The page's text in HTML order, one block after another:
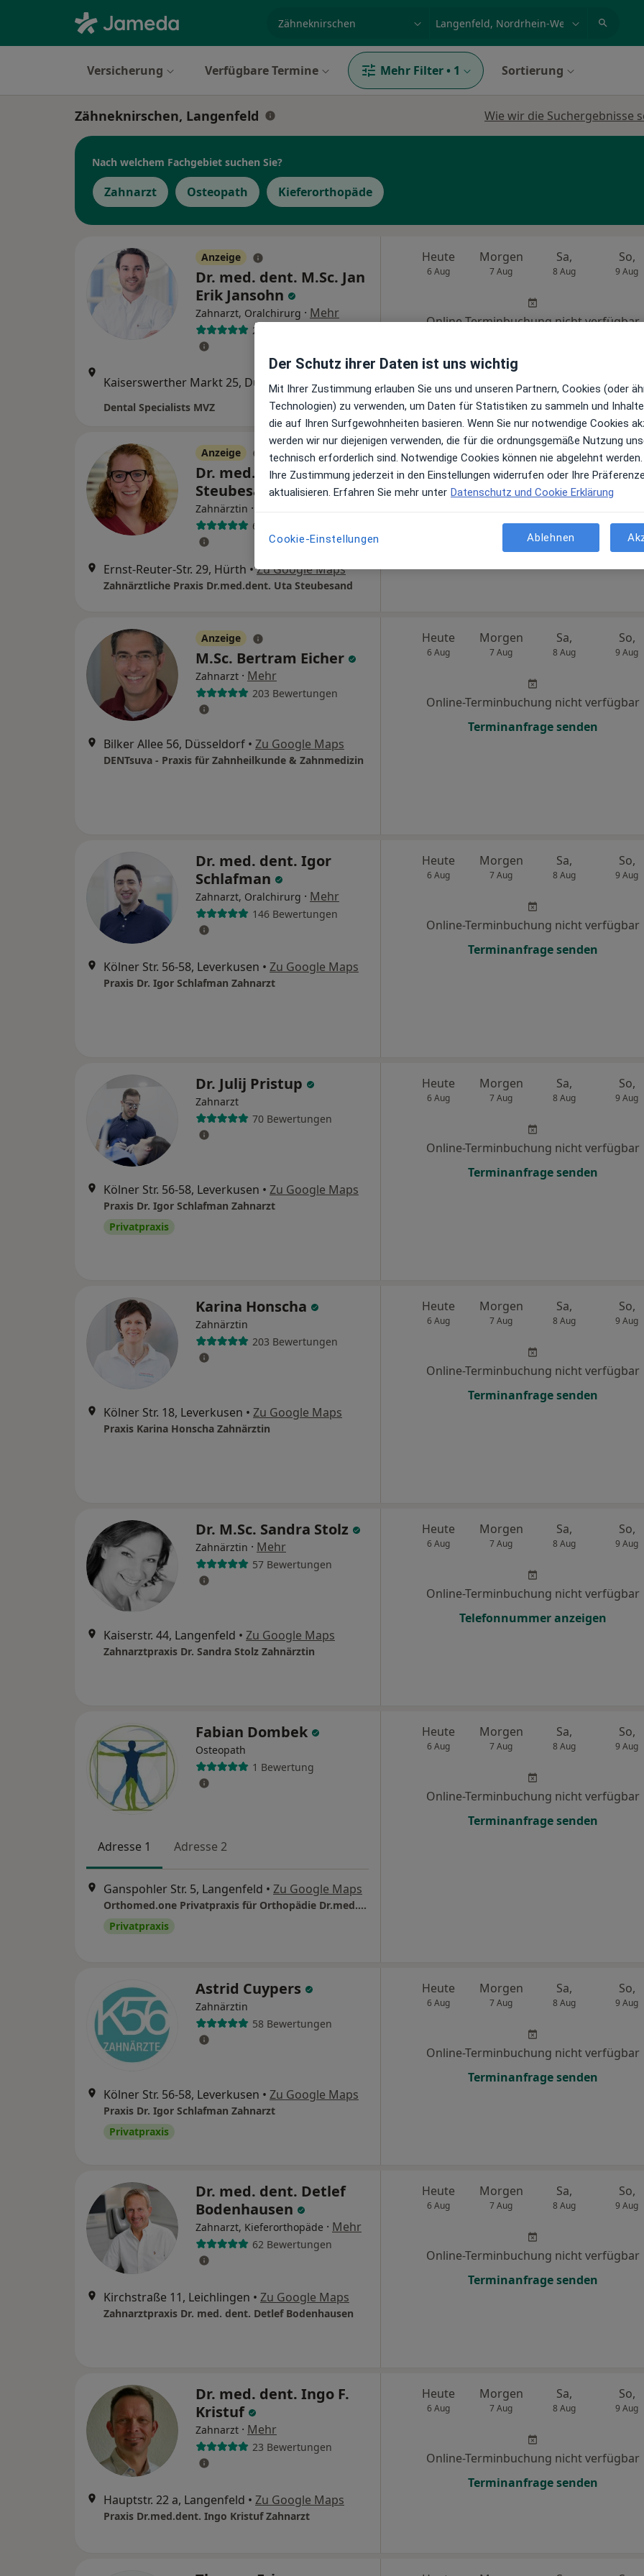
Versicherung Verfügbare Termine Mehr Filter • 1 Sortierung
Zähneknirschen, Langenfeld Wie wir die Suchergebnisse
Nach welchem Fachgebiet suchen Sie?
Zahnarzt Osteopath Kieferorthopäde
Anzeige
Dr. med. dent. M.Sc. Jan
Erik Jansohn
Zahnarzt, Oralchirurg · Mehr
28 Bewertungen
Kaiserswerther Markt 25, Düsseldorf •
Zu Google
Maps
Dental Specialists MVZ
Heute
6 Aug
Morgen
7 Aug
Sa,
8 Aug
So,
9 Aug
Online-Terminbuchung nicht verfügbar
Anzeige
Dr. med. dent. Uta
Steubesand M.Sc.
Zahnärztin ·
63 Bewertungen
Ernst-Reuter-Str. 29, Hürth • Zu Google Maps
Zahnärztliche Praxis Dr.med.dent. Uta Steubesand
Heute
6 Aug
Morgen Sa,
8 Aug
So,
Telefonnummer anzeigen
Anzeige
M.Sc. Bertram Eicher
Zahnarzt · Mehr
203 Bewertungen
Bilker Allee 56, Düsseldorf • Zu Google Maps
DENTsuva - Praxis für Zahnheilkunde & Zahnmedizin
Heute
6 Aug
Morgen
7 Aug
Sa,
8 Aug
So,
9 Aug
Online-Terminbuchung nicht verfügbar
Terminanfrage senden
Dr. med. dent. Igor
Schlafman
Zahnarzt, Oralchirurg · Mehr
146 Bewertungen
Kölner Str. 56-58, Leverkusen • Zu Google Maps
Praxis Dr. Igor Schlafman Zahnarzt
Heute
6 Aug
Morgen
7 Aug
Sa,
8 Aug
So,
9 Aug
Online-Terminbuchung nicht verfügbar
Terminanfrage senden
Dr. Julij Pristup
Zahnarzt
70 Bewertungen
Kölner Str. 56-58, Leverkusen • Zu Google Maps
Praxis Dr. Igor Schlafman Zahnarzt
Privatpraxis
Heute
6 Aug
Morgen
7 Aug
Sa,
8 Aug
So,
9 Aug
Online-Terminbuchung nicht verfügbar
Terminanfrage senden
Karina Honscha
Zahnärztin
203 Bewertungen
Kölner Str. 18, Leverkusen • Zu Google Maps
Praxis Karina Honscha Zahnärztin
Heute
6 Aug
Morgen
7 Aug
Sa,
8 Aug
So,
9 Aug
Online-Terminbuchung nicht verfügbar
Terminanfrage senden
Dr. M.Sc. Sandra Stolz
Zahnärztin · Mehr
57 Bewertungen
Kaiserstr. 44, Langenfeld • Zu Google Maps
Zahnarztpraxis Dr. Sandra Stolz Zahnärztin
Heute
6 Aug
Morgen
7 Aug
Sa,
8 Aug
So,
9 Aug
Online-Terminbuchung nicht verfügbar
Telefonnummer anzeigen
Fabian Dombek
Osteopath
1 Bewertung
Adresse 1 Adresse 2
Ganspohler Str. 5, Langenfeld • Zu Google Maps
Orthomed.one Privatpraxis für Orthopädie Dr.med. Sebastian Dömkes
Privatpraxis
Heute
6 Aug
Morgen
7 Aug
Sa,
8 Aug
So,
9 Aug
Online-Terminbuchung nicht verfügbar
Terminanfrage senden
Astrid Cuypers
Zahnärztin
58 Bewertungen
Kölner Str. 56-58, Leverkusen • Zu Google Maps
Praxis Dr. Igor Schlafman Zahnarzt
Privatpraxis
Heute
6 Aug
Morgen
7 Aug
Sa,
8 Aug
So,
9 Aug
Online-Terminbuchung nicht verfügbar
Terminanfrage senden
Dr. med. dent. Detlef
Bodenhausen
Zahnarzt, Kieferorthopäde · Mehr
62 Bewertungen
Kirchstraße 11, Leichlingen • Zu Google Maps
Zahnarztpraxis Dr. med. dent. Detlef Bodenhausen
Heute
6 Aug
Morgen
7 Aug
Sa,
8 Aug
So,
9 Aug
Online-Terminbuchung nicht verfügbar
Terminanfrage senden
Dr. med. dent. Ingo F.
Kristuf
Zahnarzt · Mehr
23 Bewertungen
Hauptstr. 22 a, Langenfeld • Zu Google Maps
Praxis Dr.med.dent. Ingo Kristuf Zahnarzt
Heute
6 Aug
Morgen
7 Aug
Sa,
8 Aug
So,
9 Aug
Online-Terminbuchung nicht verfügbar
Terminanfrage senden
Der Schutz ihrer Daten ist uns wichtig
Mit Ihrer Zustimmung erlauben Sie uns und unseren Partnern, Cookies (oder
Technologien) zu verwenden, um Daten für Statistiken zu sammeln und
die auf Ihren Surfgewohnheiten basieren. Wenn Sie nur notwendige Cookies
werden wir nur diejenigen verwenden, die für die ordnungsgemäße Nutzung
technisch erforderlich sind. Notwendige Cookies können nie abgelehnt werden.
Ihre Zustimmung jederzeit in den Einstellungen widerrufen oder Ihre
aktualisieren. Erfahren Sie mehr unter Datenschutz und Cookie Erklärung
Cookie-Einstellungen Ablehnen